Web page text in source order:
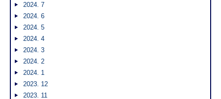
2024. 7
2024. 6
2024. 5
2024. 4
2024. 3
2024. 2
2024. 1
2023. 12
2023. 11